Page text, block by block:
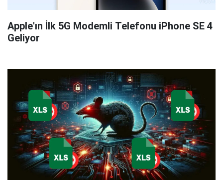
Apple'ın İlk 5G Modemli Telefonu iPhone SE 4
Geliyor